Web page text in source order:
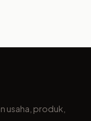
usaha, produk,